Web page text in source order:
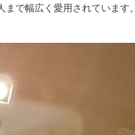
で幅広く愛用されています。